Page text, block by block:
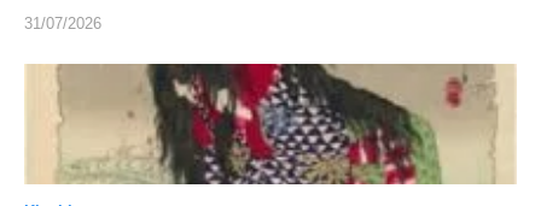
31/07/2026